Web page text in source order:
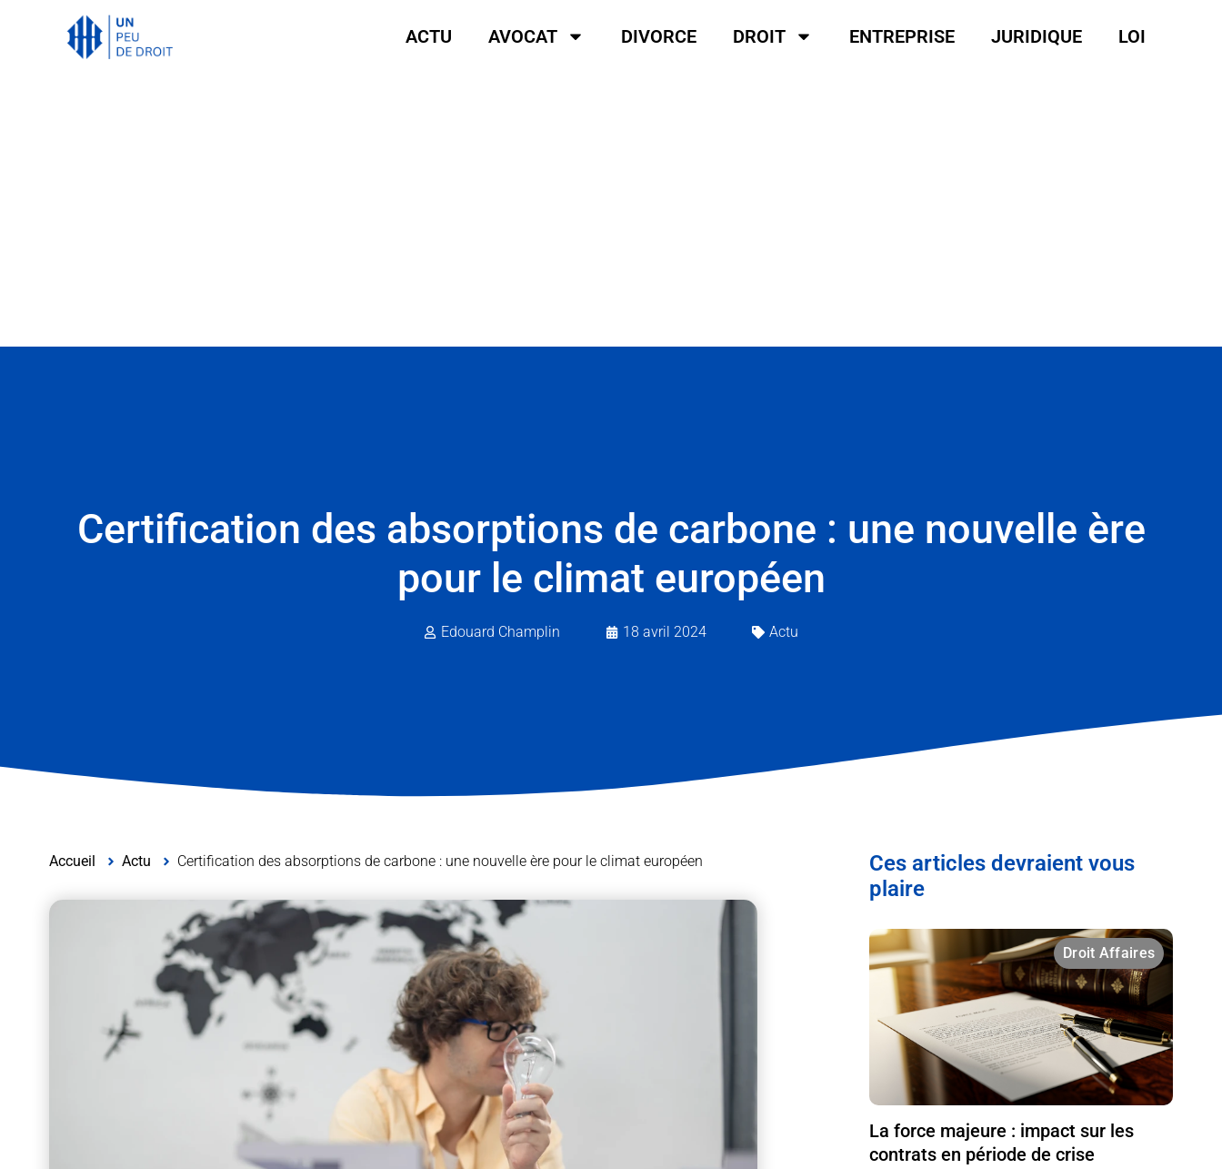
ACTU AVOCAT DIVORCE DROIT ENTREPRISE JURIDIQUE LOI
Certification des absorptions de carbone : une nouvelle ère
pour le climat européen
Edouard Champlin 18 avril 2024 Actu
Accueil Actu Certification des absorptions de carbone : une nouvelle ère pour le climat européen
Ces articles devraient vous
plaire
Droit Affaires
La force majeure : impact sur les
contrats en période de crise